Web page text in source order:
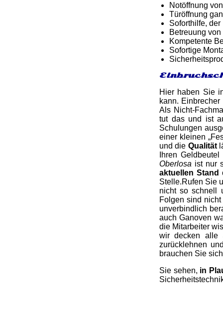
Notöffnung
Türöffnung
Soforthilfe,
Betreuung
Kompetente
Sofortige
Hier haben Sie
kann.
Als Nicht-
tut das und ist
Schulungen
einer kleinen
und die Qualität
Ihren
Oberlosa ist nur
aktuellen Stand
Stelle.Rufen Sie
nicht so schnell
Folgen sind
unverbindlich
auch Ganoven
die Mitarbeiter
wir decken alle
zurücklehnen
brauchen Sie
Sie sehen, in